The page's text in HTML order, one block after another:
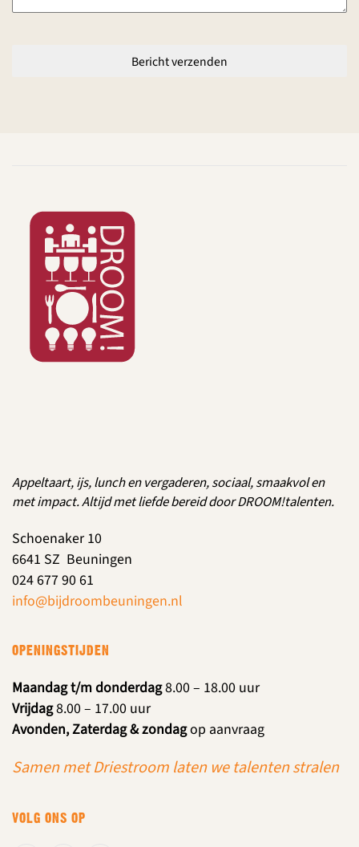
Bericht verzenden
Appeltaart, ijs, lunch en vergaderen, sociaal, smaakvol en
met impact. Altijd met liefde bereid door DROOM!talenten.
Schoenaker 10
6641 SZ Beuningen
024 677 90 61
info@bijdroombeuningen.nl
OPENINGSTIJDEN
Maandag t/m donderdag8.00 – 18.00 uur
Vrijdag8.00 – 17.00 uur
Avonden, Zaterdag & zondagop aanvraag
Samen met Driestroom laten we talenten stralen
VOLG ONS OP